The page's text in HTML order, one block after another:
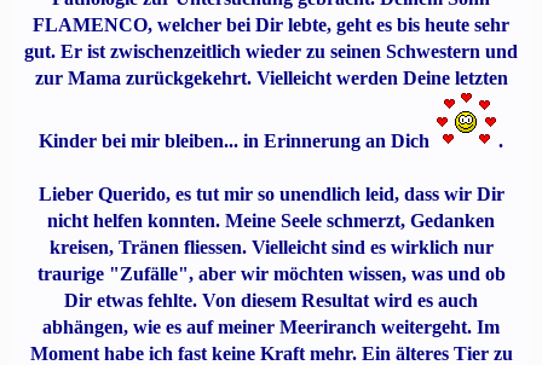
FLAMENCO, welcher bei Dir lebte, geht es bis heute sehr
gut. Er ist zwischenzeitlich wieder zu seinen Schwestern und
zur Mama zurückgekehrt. Vielleicht werden Deine letzten
Kinder bei mir bleiben... in Erinnerung an Dich .
Lieber Querido, es tut mir so unendlich leid, dass wir Dir
nicht helfen konnten. Meine Seele schmerzt, Gedanken
kreisen, Tränen fliessen. Vielleicht sind es wirklich nur
traurige "Zufälle", aber wir möchten wissen, was und ob
Dir etwas fehlte. Von diesem Resultat wird es auch
abhängen, wie es auf meiner Meeriranch weitergeht. Im
Moment habe ich fast keine Kraft mehr. Ein älteres Tier zu